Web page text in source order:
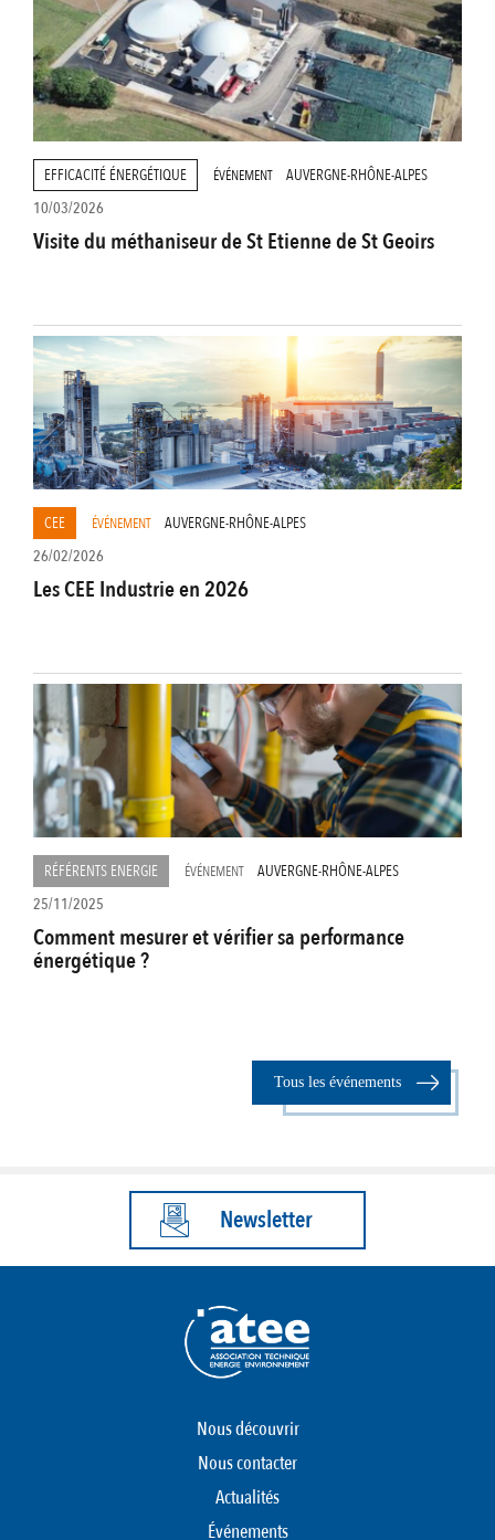
EFFICACITÉ ÉNERGÉTIQUE ÉVÉNEMENT
AUVERGNE-RHÔNE-ALPES
10/03/2026
Visite du méthaniseur de St Etienne de St Geoirs
CEE ÉVÉNEMENT
AUVERGNE-RHÔNE-ALPES
26/02/2026
Les CEE Industrie en 2026
RÉFÉRENTS ENERGIE ÉVÉNEMENT
AUVERGNE-RHÔNE-ALPES
25/11/2025
Comment mesurer et vérifier sa performance
énergétique ?
Tous les événements
Newsletter
Nous découvrir
Nous contacter
Actualités
Événements